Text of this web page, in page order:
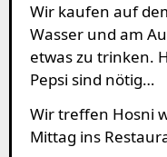
Wir kaufen auf
Wasser und am
etwas zu trinken.
Pepsi sind nötig…
Wir treffen Hosni
Mittag ins